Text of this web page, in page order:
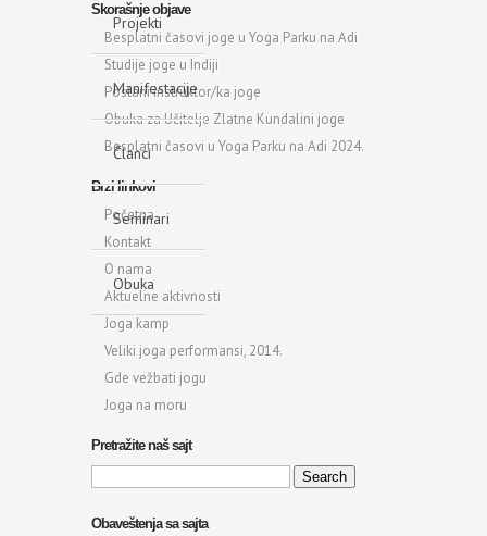
Projekti
Manifestacije
Članci
Seminari
Obuka
Skorašnje objave
Besplatni časovi joge u Yoga Parku na Adi
Studije joge u Indiji
Postani instruktor/ka joge
Obuka za Učitelje Zlatne Kundalini joge
Besplatni časovi u Yoga Parku na Adi 2024.
Brzi linkovi
Početna
Kontakt
O nama
Aktuelne aktivnosti
Joga kamp
Veliki joga performansi, 2014.
Gde vežbati jogu
Joga na moru
Pretražite naš sajt
Search
for:
Obaveštenja sa sajta